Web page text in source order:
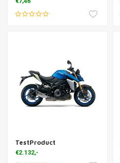
TestProduct
€2.132,-